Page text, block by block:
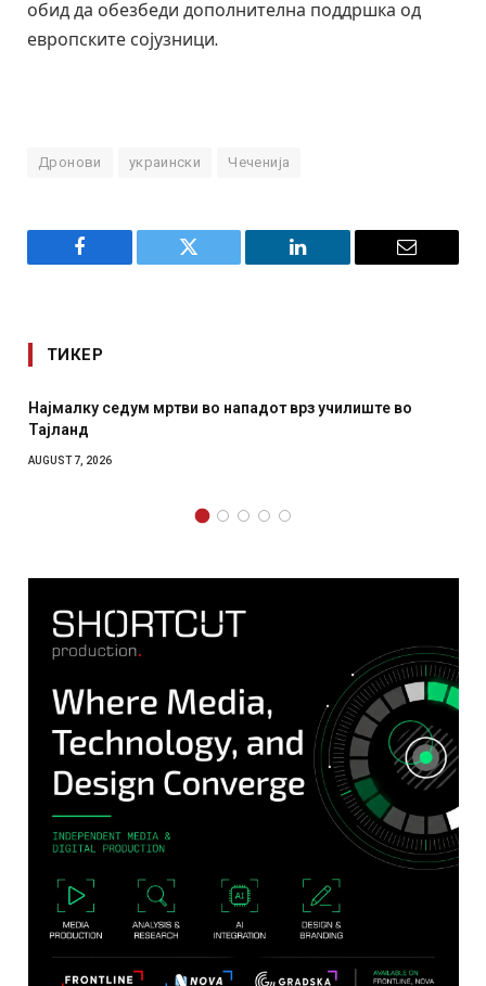
обид да обезбеди дополнителна поддршка од
европските сојузници.
Дронови украински Чеченија
Facebook Twitter LinkedIn Email
ТИКЕР
училиште во
СОЗИС: Украинците повеќе им